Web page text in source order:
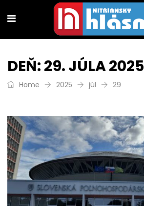
DEŇ:29. JÚLA 2025
Home 2025 júl 29